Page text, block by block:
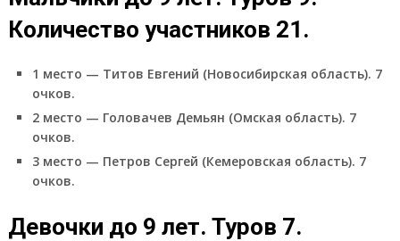
Количество участников 21.
1 место — Титов Евгений (Новосибирская область). 7
очков.
2 место — Головачев Демьян (Омская область). 7
очков.
3 место — Петров Сергей (Кемеровская область). 7
очков.
Девочки до 9 лет. Туров 7.